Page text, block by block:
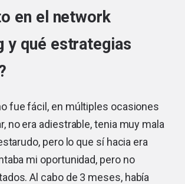
en el network
y qué estrategias
fue fácil, en múltiples ocasiones
no era adiestrable, tenia muy mala
pero lo que sí hacia era
mi oportunidad, pero no
Al cabo de 3 meses, había